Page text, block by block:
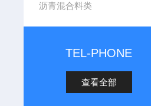
沥青混合料类
TEL-PHONE
查看全部